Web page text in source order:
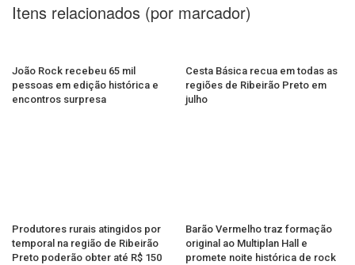
Itens relacionados (por marcador)
João Rock recebeu 65 mil
pessoas em edição histórica e
encontros surpresa
Cesta Básica recua em todas as
regiões de Ribeirão Preto em
julho
Produtores rurais atingidos por
temporal na região de Ribeirão
Preto poderão obter até R$ 150
Barão Vermelho traz formação
original ao Multiplan Hall e
promete noite histórica de rock